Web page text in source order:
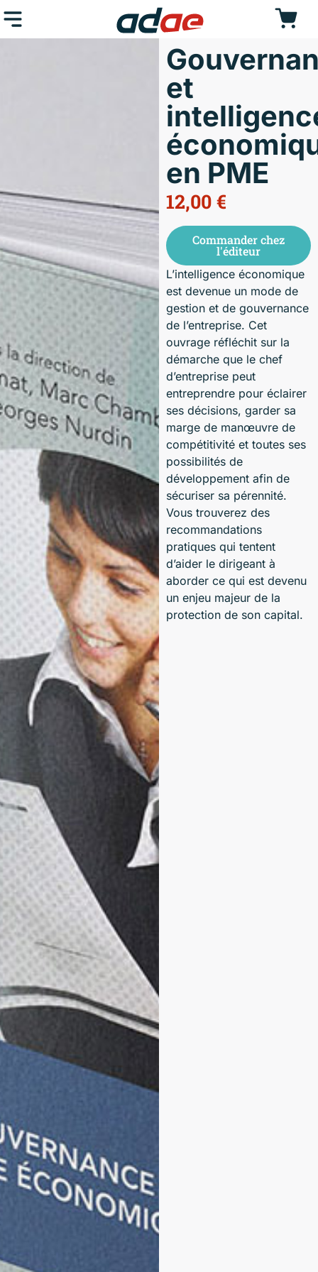
et
en PME
12,00 €
Commander chez
l'éditeur
L’intelligence économique
est devenue un mode de
gestion et de gouvernance
de l’entreprise. Cet
ouvrage réfléchit sur la
démarche que le chef
d’entreprise peut
entreprendre pour éclairer
ses décisions, garder sa
marge de manœuvre de
compétitivité et toutes ses
possibilités de
développement afin de
sécuriser sa pérennité.
Vous trouverez des
recommandations
pratiques qui tentent
d’aider le dirigeant à
aborder ce qui est devenu
un enjeu majeur de la
protection de son capital.